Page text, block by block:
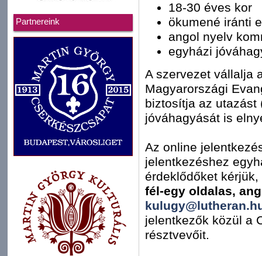
Partnereink
18-30 éves kor
ökumené iránti
angol nyelv
egyházi
A szervezet vállalja
Magyarországi
biztosítja az utazást
jóváhagyását is
Az online
jelentkezéshez
érdeklődőket kérjük,
fél-egy oldalas,
jelentkezők közül a
résztvevőit.